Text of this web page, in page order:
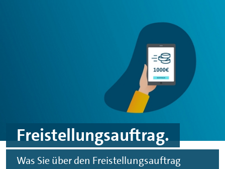
Freistellungsauftrag.
Was Sie über den Freistellungsauftrag